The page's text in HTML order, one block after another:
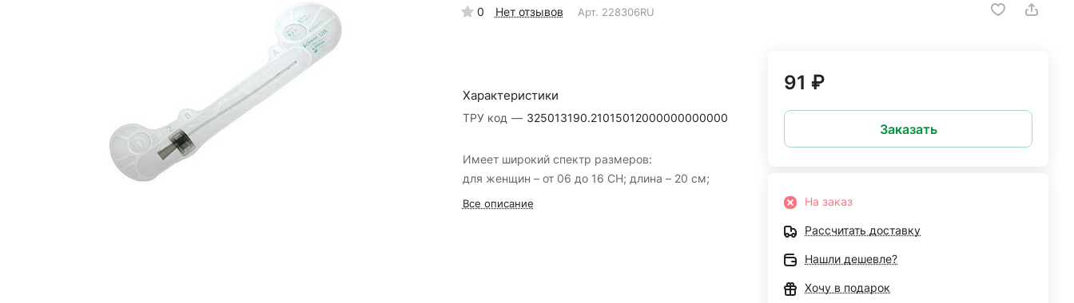
0 Нет отзывов Арт. 228306RU
Характеристики
ТРУ код — 325013190.21015012000000000000
Имеет широкий спектр размеров:
для женщин – от 06 до 16 СН; длина – 20 см;
Все описание
91 ₽
Заказать
На заказ
Рассчитать доставку
Нашли дешевле?
Хочу в подарок